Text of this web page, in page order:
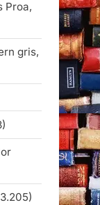
Proa,
gris,